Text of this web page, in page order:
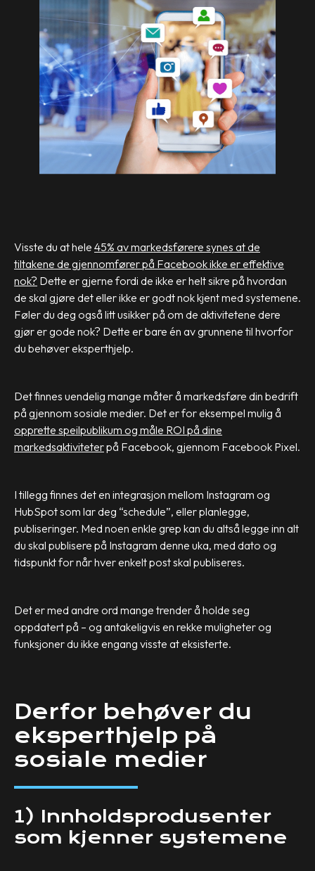
Visste du at hele 45% av markedsførere synes at de
tiltakene de gjennomfører på Facebook ikke er effektive
nok? Dette er gjerne fordi de ikke er helt sikre på hvordan
de skal gjøre det eller ikke er godt nok kjent med systemene.
Føler du deg også litt usikker på om de aktivitetene dere
gjør er gode nok? Dette er bare én av grunnene til hvorfor
du behøver eksperthjelp.
Det finnes uendelig mange måter å markedsføre din bedrift
på gjennom sosiale medier. Det er for eksempel mulig å
opprette speilpublikum og måle ROI på dine
markedsaktiviteterpå Facebook, gjennom Facebook Pixel.
I tillegg finnes det en integrasjon mellom Instagram og
HubSpot som lar deg “schedule”, eller planlegge,
publiseringer. Med noen enkle grep kan du altså legge inn alt
du skal publisere på Instagram denne uka, med dato og
tidspunkt for når hver enkelt post skal publiseres.
Det er med andre ord mange trender å holde seg
oppdatert på – og antakeligvis en rekke muligheter og
funksjoner du ikke engang visste at eksisterte.
Derfor behøver du
eksperthjelp på
sosiale medier
1) Innholdsprodusenter
som kjenner systemene